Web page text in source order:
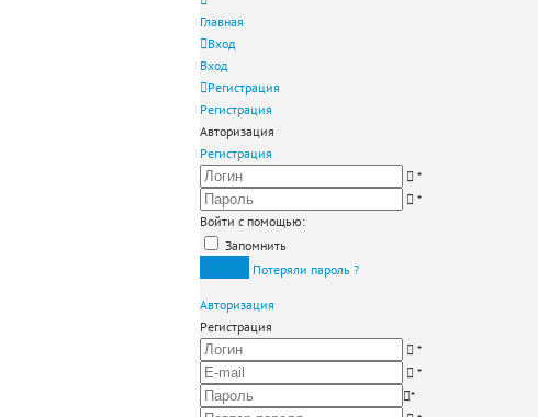
Главная
Вход
Вход
Регистрация
Регистрация
Авторизация
Регистрация
*
*
Войти с помощью:
Запомнить
Потеряли пароль ?
Авторизация
Регистрация
*
*
*